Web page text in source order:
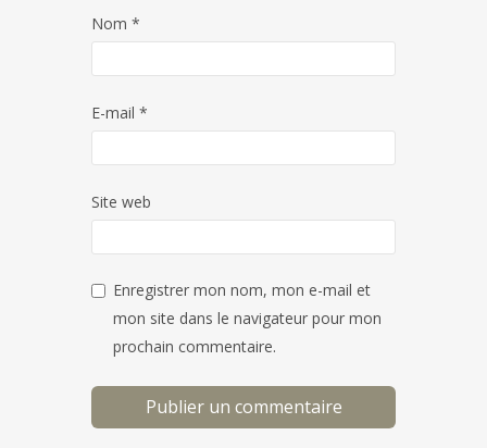
Nom *
E-mail *
Site web
Enregistrer mon nom, mon e-mail et
mon site dans le navigateur pour mon
prochain commentaire.